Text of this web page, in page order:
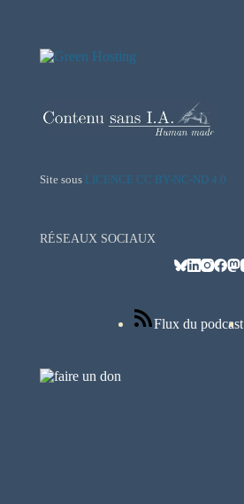
Site sous LICENCE CC BY-NC-ND 4.0
RÉSEAUX SOCIAUX
Flux du podcast